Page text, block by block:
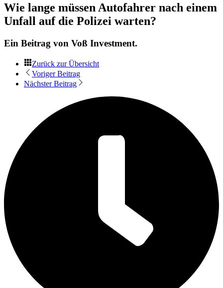
Wie lange müssen Autofahrer nach einem
Unfall auf die Polizei warten?
Ein Beitrag von Voß Investment.
Zurück zur Übersicht
Voriger Beitrag
Nächster Beitrag